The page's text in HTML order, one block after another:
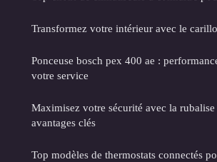
Transformez votre intérieur avec le
Ponceuse bosch pex 400 ae :
votre service
Maximisez votre sécurité avec la
avantages clés
Top modèles de thermostats connectés